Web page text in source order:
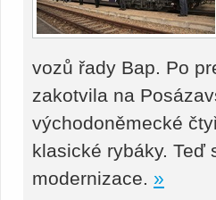
vozů řady Bap. Po
zakotvila na
východoněmecké
klasické rybáky. Teď
modernizace. »